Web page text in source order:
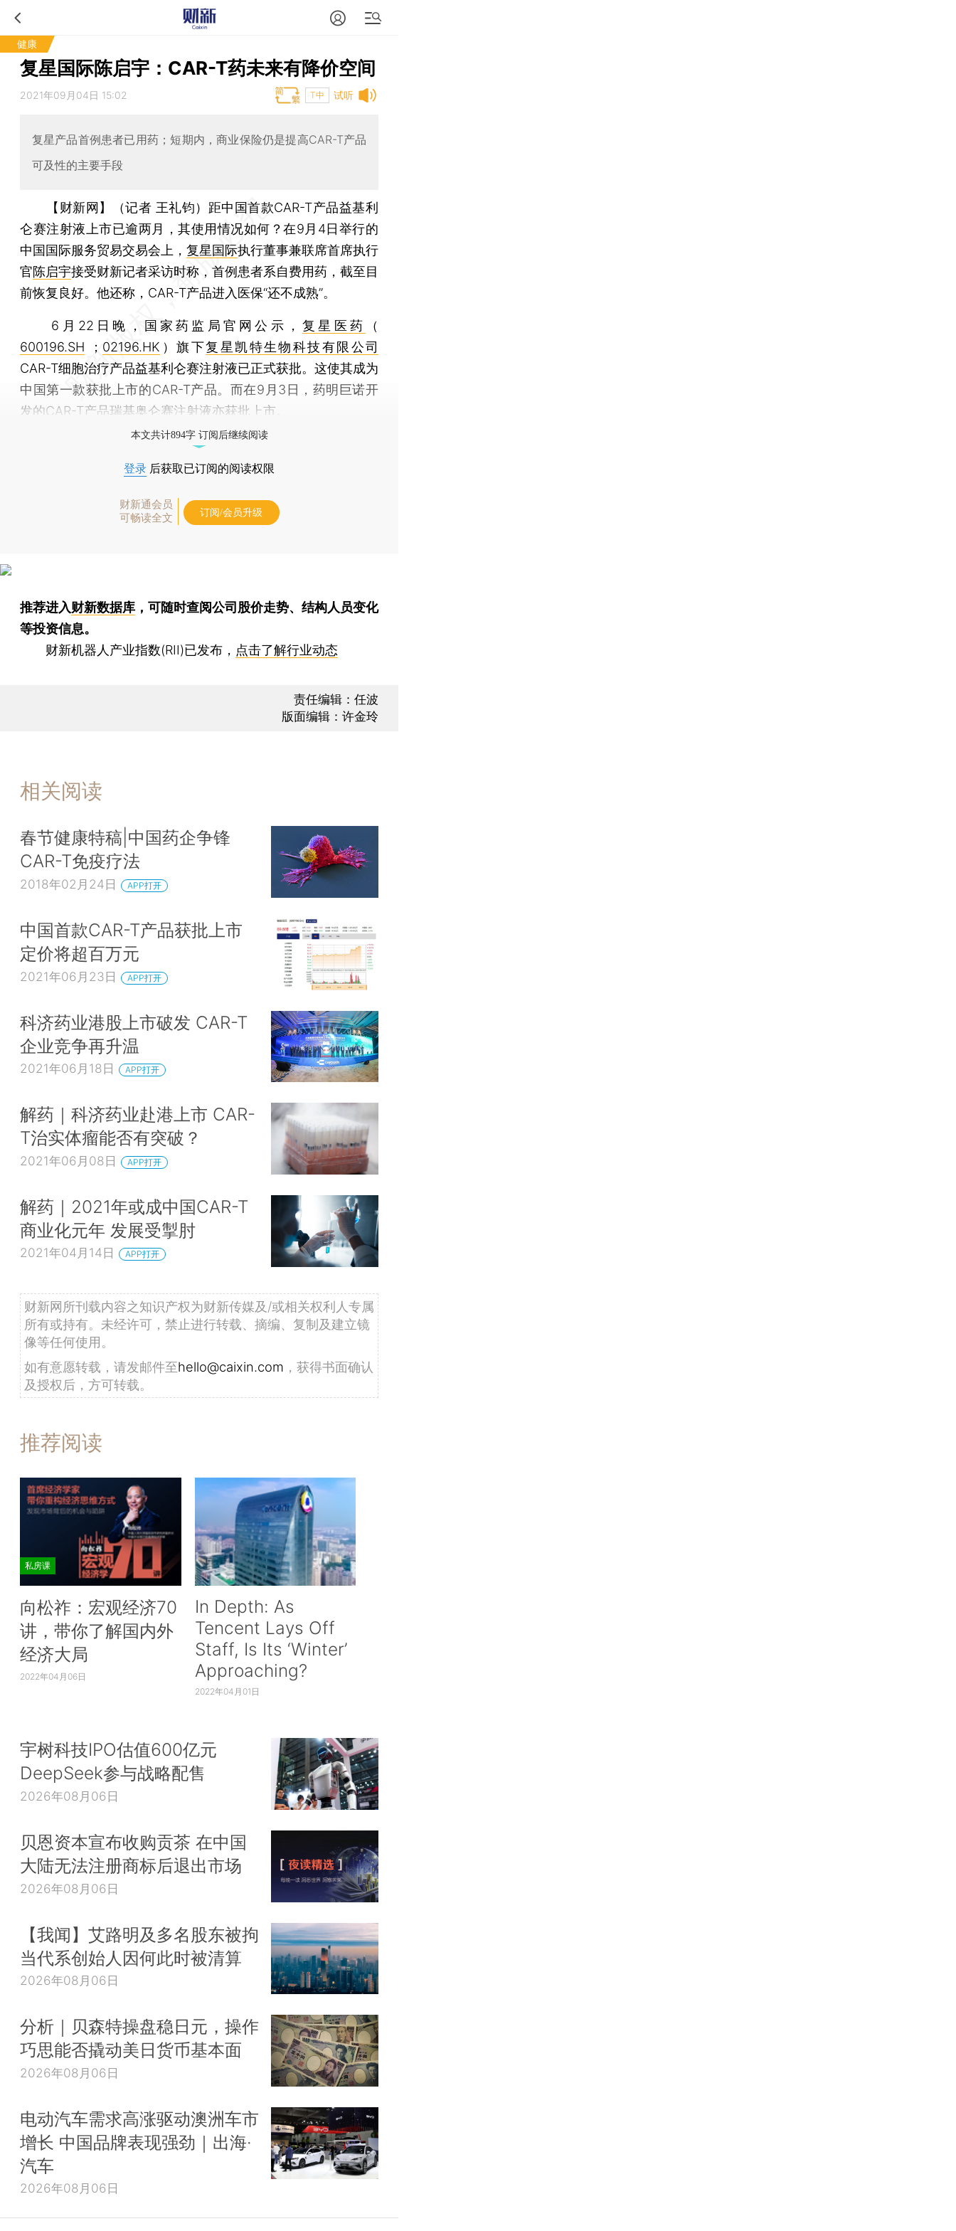
健康
复星国际陈启宇：CAR-T药未来有降价空间
试听
2021年09月04日 15:02 T中
复星产品首例患者已用药；短期内，商业保险仍是提高CAR-T产品
可及性的主要手段
【财新网】（记者 王礼钧） 距中国首款CAR-T产品益基利
仑赛注射液上市已逾两月，其使用情况如何？在9月4日举行的
中国国际服务贸易交易会上， 复星国际执行董事兼联席首席执行
官陈启宇接受财新记者采访时称，首例患者系自费用药，截至目
前恢复良好。他还称，CAR-T产品进入医保“还不成熟”。
6月22日晚，国家药监局官网公示，复星医药
（
600196.SH ； 02196.HK ）旗下复星凯特生物科技有限公司
CAR-T细胞治疗产品益基利仑赛注射液已正式获批。这使其成为
中国第一款获批上市的CAR-T产品。而在9月3日，药明巨诺开
发的CAR-T产品瑞基奥仑赛注射液亦获批上市。
本文共计894字 订阅后继续阅读
登录 后获取已订阅的阅读权限
财新通会员
可畅读全文
订阅/会员升级
推荐进入财新数据库 ，可随时查阅公司股价走势、结构人员变化
等投资信息。
财新机器人产业指数(RII)已发布， 点击了解行业动态
责任编辑：任波
版面编辑：许金玲
相关阅读
春节健康特稿|中国药企争锋
CAR-T免疫疗法
2018年02月24日 APP打开
中国首款CAR-T产品获批上市
定价将超百万元
2021年06月23日 APP打开
科济药业港股上市破发 CAR-T
企业竞争再升温
2021年06月18日 APP打开
解药｜科济药业赴港上市 CAR-
T治实体瘤能否有突破？
2021年06月08日 APP打开
解药｜2021年或成中国CAR-T
商业化元年 发展受掣肘
2021年04月14日 APP打开
财新网所刊载内容之知识产权为财新传媒及/或相关权利人专属
所有或持有。未经许可，禁止进行转载、摘编、复制及建立镜
像等任何使用。
如有意愿转载，请发邮件至hello@caixin.com ，获得书面确认
及授权后，方可转载。
推荐阅读
私房课
向松祚：宏观经济70
讲，带你了解国内外
经济大局
2022年04月06日
In Depth: As
Tencent Lays Off
Staff, Is Its ‘Winter’
Approaching?
2022年04月01日
宇树科技IPO估值600亿元
DeepSeek参与战略配售
2026年08月06日
贝恩资本宣布收购贡茶 在中国
大陆无法注册商标后退出市场
2026年08月06日
【我闻】艾路明及多名股东被拘
当代系创始人因何此时被清算
2026年08月06日
分析｜贝森特操盘稳日元，操作
巧思能否撬动美日货币基本面
2026年08月06日
电动汽车需求高涨驱动澳洲车市
增长 中国品牌表现强劲｜出海·
汽车
2026年08月06日